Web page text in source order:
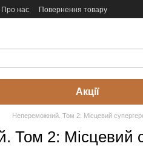
Про нас
Повернення товару
Акції
Непереможний. Том 2: Місцевий
Том 2: Місцевий